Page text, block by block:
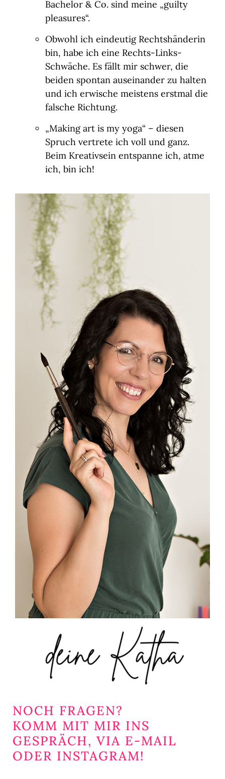
Bachelor & Co. sind meine „guilty
pleasures“.
Obwohl ich eindeutig Rechtshänderin
bin, habe ich eine Rechts-Links-
Schwäche. Es fällt mir schwer, die
beiden spontan auseinander zu halten
und ich erwische meistens erstmal die
falsche Richtung.
„Making art is my yoga“ – diesen
Spruch vertrete ich voll und ganz.
Beim Kreativsein entspanne ich, atme
ich, bin ich!
NOCH FRAGEN?
KOMM MIT MIR INS
GESPRÄCH, VIA E-MAIL
ODER INSTAGRAM!